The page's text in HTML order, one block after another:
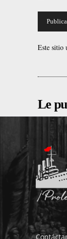
Este sitio
Le